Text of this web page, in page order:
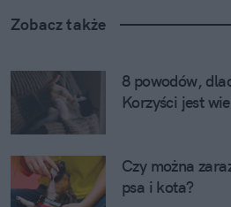
Zobacz także
8 powodów,
Korzyści jest
Czy można
psa i kota?